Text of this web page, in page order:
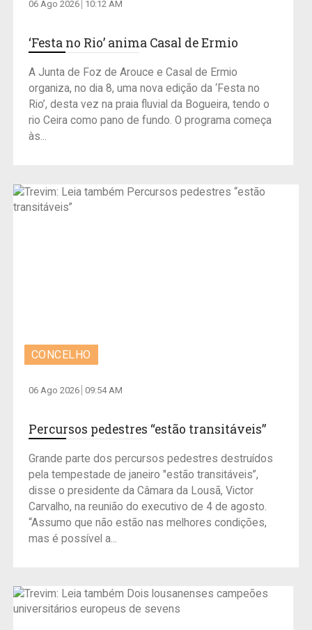
06 Ago 2026 10:12 AM
‘Festa no Rio’ anima Casal de Ermio
A Junta de Foz de Arouce e Casal de Ermio
organiza, no dia 8, uma nova edição da ‘Festa no
Rio’, desta vez na praia fluvial da Bogueira, tendo o
rio Ceira como pano de fundo. O programa começa
às...
CONCELHO
06 Ago 2026 09:54 AM
Percursos pedestres “estão transitáveis”
Grande parte dos percursos pedestres destruídos
pela tempestade de janeiro "estão transitáveis”,
disse o presidente da Câmara da Lousã, Victor
Carvalho, na reunião do executivo de 4 de agosto.
“Assumo que não estão nas melhores condições,
mas é possível a...